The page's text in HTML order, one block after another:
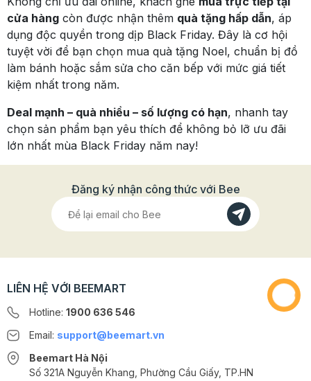
cửa hàng còn được nhận thêm quà tặng hấp dẫn, áp
dụng độc quyền trong dịp Black Friday. Đây là cơ hội
tuyệt vời để bạn chọn mua quà tặng Noel, chuẩn bị đồ
làm bánh hoặc sắm sửa cho căn bếp với mức giá tiết
kiệm nhất trong năm.
Deal mạnh – quà nhiều – số lượng có hạn, nhanh tay
chọn sản phẩm bạn yêu thích để không bỏ lỡ ưu đãi
lớn nhất mùa Black Friday năm nay!
Đăng ký nhận công thức với Bee
LIÊN HỆ VỚI BEEMART
Hotline: 1900 636 546
Email: support@beemart.vn
Beemart Hà Nội
Số 321A Nguyễn Khang, Phường Cầu Giấy, TP.HN